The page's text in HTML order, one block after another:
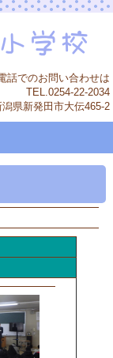
話でのお問い合わせは
TEL.0254-22-2034
県新発田市大伝465-2